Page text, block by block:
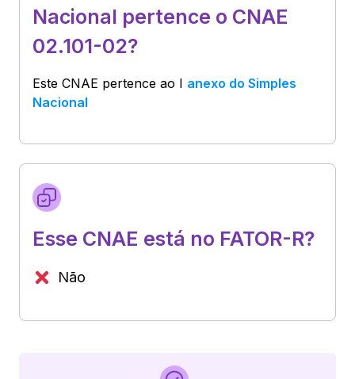
Nacional pertence o CNAE
02.101-02?
Este CNAE pertence ao I anexo do Simples
Nacional
Esse CNAE está no FATOR-R?
Não